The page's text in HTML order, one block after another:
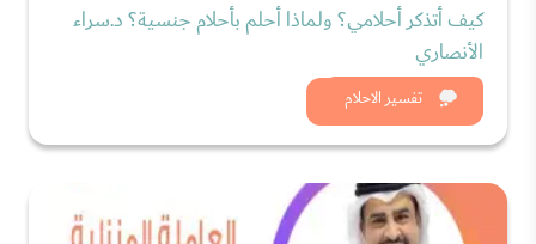
تفسير الاحلام
كيف أتذكر أحلامي؟ ولماذا أحلم بأحلام جنسية؟ د.سراء
الأنصاري
شاهد الان